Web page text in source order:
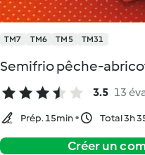
TM7 TM6 TM5 TM31
Semifrio pêche-
3.5 13
Prép. 15min Total 3h
Créer un